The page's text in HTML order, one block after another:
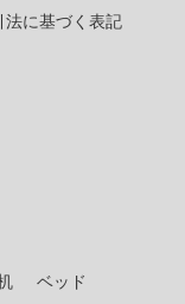
法に基づく表記
ベッド